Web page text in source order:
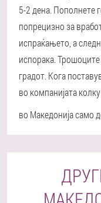
5-2 дена.
попрецизно за
испраќањето, а
испорака.
градот. Кога
во компанијата
во Македонија само